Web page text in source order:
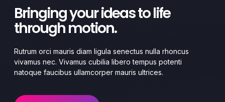
Bringing your ideas to life
through motion.
Rutrum orci mauris diam ligula senectus nulla rhoncus
vivamus nec. Vivamus cubilia libero tempus potenti
natoque faucibus ullamcorper mauris ultrices.